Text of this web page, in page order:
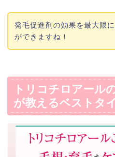
発毛促進剤の効果を最大限
ができますね！
トリコチロアール
が教えるベストタ